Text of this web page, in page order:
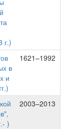
г.)
в
и
1621–1992
)
2003–2013